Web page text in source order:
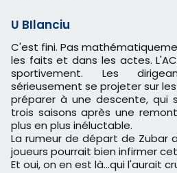
U BIlanciu
C'est fini. Pas mathématiquement, il est vrai, mais dans
les faits et dans les actes.
sportivement. Les
sérieusement se projeter sur
préparer à une descente, qui
trois saisons après une
plus en plus inéluctable.
La rumeur de départ de Zubar
joueurs pourrait bien infirmer
Et oui, on en est là...qui l'aurait